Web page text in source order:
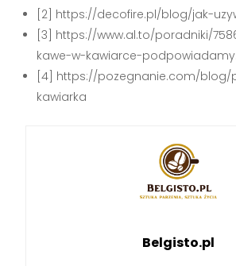
[2] https://decofire.pl/blog/jak-
[3] https://www.al.to/poradniki/
kawe-w-kawiarce-
[4] https://pozegnanie.com/
kawiarka
Belgisto.pl